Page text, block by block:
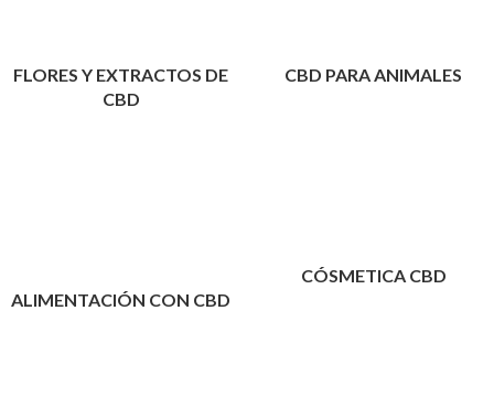
FLORES Y EXTRACTOS DE
CBD
CBD PARA ANIMALES
ALIMENTACIÓN CON CBD
CÓSMETICA CBD